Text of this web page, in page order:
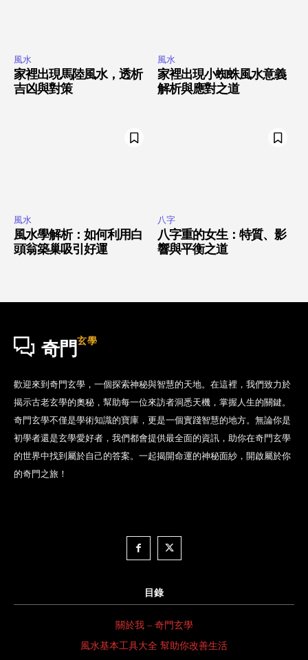
風水
家裡出現馬陸風水，透析
吉凶與對策
風水
家裡出現小蜘蛛風水意義
解析與應對之道
風水
風水學解析：如何利用白
頭翁築巢吸引好運
八字
八字重的女生：特質、影
響與平衡之道
奇門 玄學
歡迎來到奇門玄學，一個探索神秘與智慧的天地。在這裡，我們致力於
揭示古老玄學的奧秘，幫助每一位來訪者洞悉天機，掌握人生的關鍵。
奇門玄學不僅是學術知識的寶庫，更是一個實踐智慧的地方。無論你是
初學者還是玄學愛好者，我們都會提供最全面的資訊，助你在奇門玄學
的世界中找到屬於自己的答案。一起揭開命運的神秘面紗，開啟屬於你
的奇門之旅！
目錄
關於我 – 奇門玄學
風水基本工具大全 幫助你改善生活